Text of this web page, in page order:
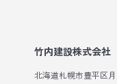
竹内建設株式会社
北海道札幌市豊平区